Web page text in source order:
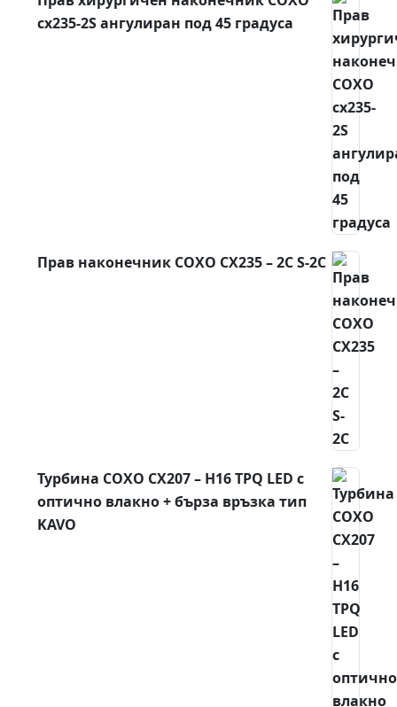
cx235-2S ангулиран под 45 градуса
Прав наконечник COXO CX235 – 2C S-2C
Турбина COXO CX207 – H16 TPQ LED с
оптично влакно + бърза връзка тип
KAVO